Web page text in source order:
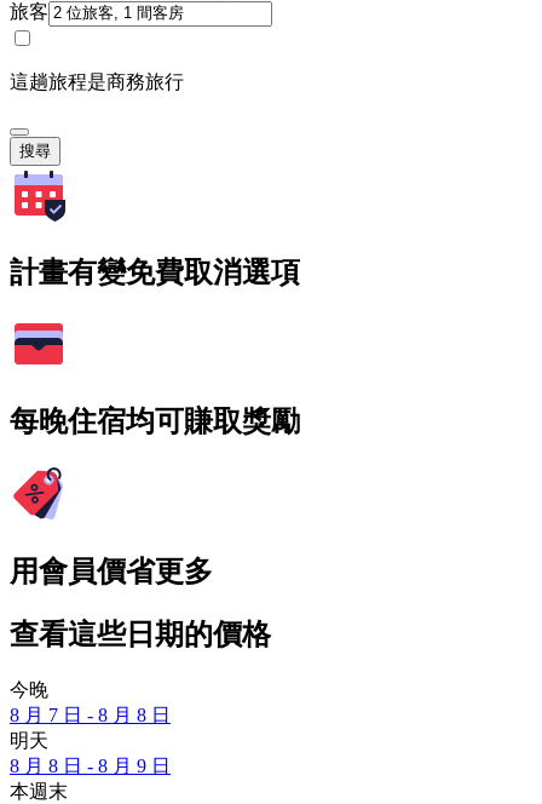
旅客
這趟旅程是商務旅行
搜尋
計畫有變免費取消選項
每晚住宿均可賺取獎勵
用會員價省更多
查看這些日期的價格
今晚
8 月 7 日 - 8 月 8 日
明天
8 月 8 日 - 8 月 9 日
本週末